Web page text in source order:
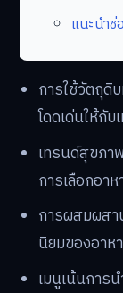
แนะนำ
การใช้วัตถุ
โดดเด่นให้กับ
เทรนด์สุขภา
การเลือกอาห
การผสมผส
นิยมของอาห
เมนูเน้นการ